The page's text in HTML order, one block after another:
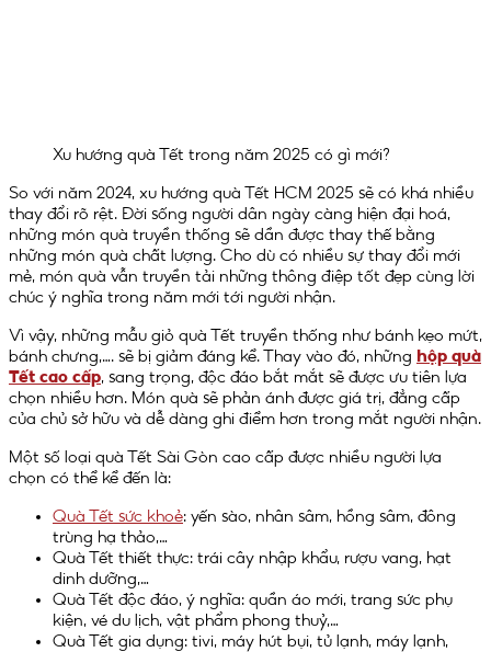
Xu hướng quà Tết trong năm 2025 có gì mới?
So với năm 2024, xu hướng quà Tết HCM 2025 sẽ có khá nhiều
thay đổi rõ rệt. Đời sống người dân ngày càng hiện đại hoá,
những món quà truyền thống sẽ dần được thay thế bằng
những món quà chất lượng. Cho dù có nhiều sự thay đổi mới
mẻ, món quà vẫn truyền tải những thông điệp tốt đẹp cùng lời
chúc ý nghĩa trong năm mới tới người nhận.
Vì vậy, những mẫu giỏ quà Tết truyền thống như bánh kẹo mứt,
bánh chưng,…. sẽ bị giảm đáng kể. Thay vào đó, những
hộp quà
Tết cao cấp , sang trọng, độc đáo bắt mắt sẽ được ưu tiên lựa
chọn nhiều hơn. Món quà sẽ phản ánh được giá trị, đẳng cấp
của chủ sở hữu và dễ dàng ghi điểm hơn trong mắt người nhận.
Một số loại quà Tết Sài Gòn cao cấp được nhiều người lựa
chọn có thể kể đến là:
Quà Tết sức khoẻ: yến sào, nhân sâm, hồng sâm, đông
trùng hạ thảo,…
Quà Tết thiết thực: trái cây nhập khẩu, rượu vang, hạt
dinh dưỡng,…
Quà Tết độc đáo, ý nghĩa: quần áo mới, trang sức phụ
kiện, vé du lịch, vật phẩm phong thuỷ,…
Quà Tết gia dụng: tivi, máy hút bụi, tủ lạnh, máy lạnh,